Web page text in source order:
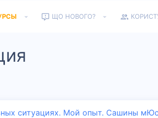
ЩО НОВОГО?
ситуациях. Мой опыт. Сашины